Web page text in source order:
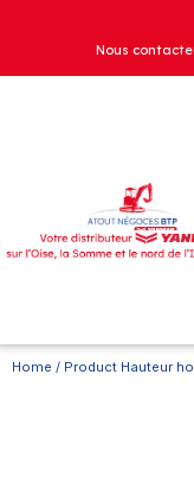
Nous
Home / Product Hauteur